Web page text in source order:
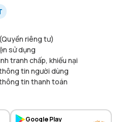
riêng tư)
sử dụng
tranh chấp, khiếu nại
tin người dùng
tin thanh toán
Google Play